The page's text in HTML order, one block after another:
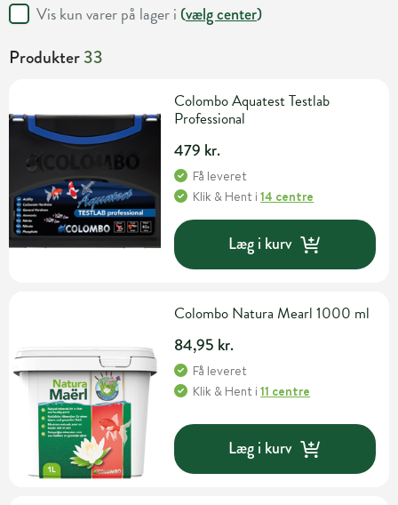
Vis kun varer på lager i (vælg center)
Produkter33
Colombo Aquatest Testlab
Professional
479 kr.
Få leveret
Klik & Hent i14 centre
Læg i kurv
Colombo Natura Mearl 1000 ml
84,95 kr.
Få leveret
Klik & Hent i11 centre
Læg i kurv